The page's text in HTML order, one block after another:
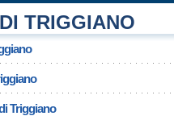
TRIGGIANO
Triggiano